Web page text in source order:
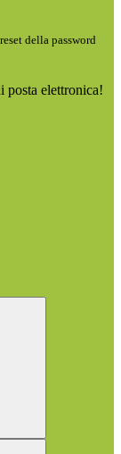
della password
posta elettronica!